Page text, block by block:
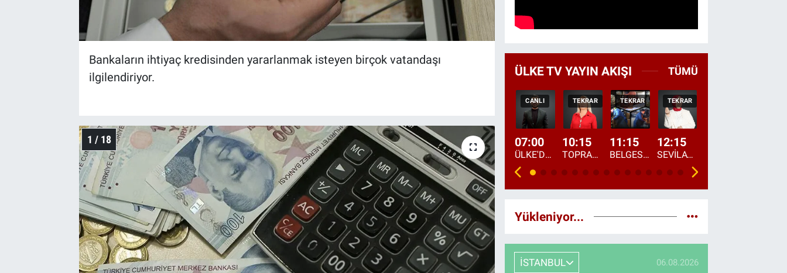
Bankaların ihtiyaç kredisinden yararlanmak isteyen birçok vatandaşı
ilgilendiriyor.
1 / 18
ÜLKE TV YAYIN AKIŞI TÜMÜ
CANLI
07:00
ÜLKE'DE BU SABAH
TEKRAR
10:15
TOPRAKTAN SOFRAYA
TEKRAR
11:15
BELGESEL: "ÜLKE'NİN ALIN TERİ"
TEKRAR
12:15
SEVİLAY SUNGUR İLE ELİMİN BEREKETİ
Yükleniyor...
İSTANBUL 06.08.2026